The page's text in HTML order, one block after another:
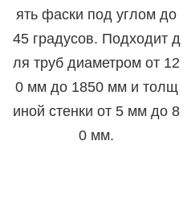
ять фаски под углом до
45 градусов. Подходит д
ля труб диаметром от 12
0 мм до 1850 мм и толщ
иной стенки от 5 мм до 8
0 мм.